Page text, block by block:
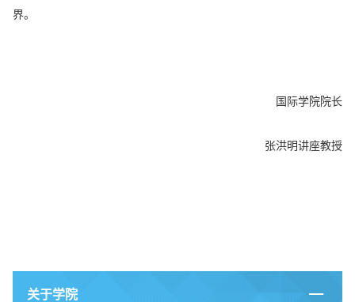
界。
国际学院院长
张洪明讲座教授
关于学院